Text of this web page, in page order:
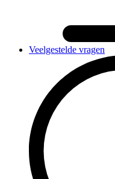
Veelgestelde vragen